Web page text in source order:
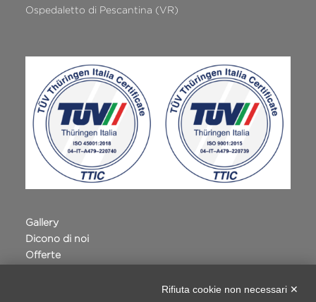
Ospedaletto di Pescantina (VR)
Gallery
Dicono di noi
Offerte
Rifiuta cookie non necessari ✕